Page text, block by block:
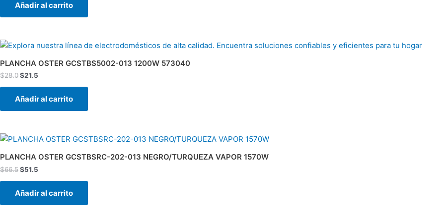
Añadir al carrito
PLANCHA OSTER GCSTBS5002-013 1200W 573040
$28.0
El
precio
original
era:
$28.0.
$21.5
El
precio
actual
es:
Añadir al carrito
PLANCHA OSTER GCSTBSRC-202-013 NEGRO/TURQUEZA VAPOR 1570W
$66.5
El
original
era:
$66.5.
$51.5
El
actual
es:
Añadir al carrito